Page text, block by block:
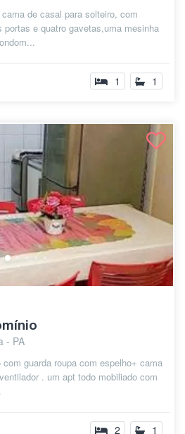
de casal para solteiro, com
portas e quatro gavetas,uma mesinha
1 1
- PA
guarda roupa com espelho+ cama
. um apt todo mobiliado com
2 1